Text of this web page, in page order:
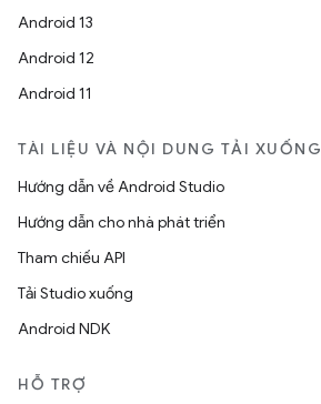
Android 13
Android 12
Android 11
TÀI LIỆU VÀ NỘI DUNG TẢI XUỐNG
Hướng dẫn về Android Studio
Hướng dẫn cho nhà phát triển
Tham chiếu API
Tải Studio xuống
Android NDK
HỖ TRỢ